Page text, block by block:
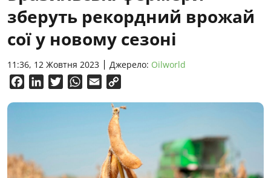
зберуть рекордний врожай
сої у новому сезоні
11:36, 12 Жовтня 2023 Джерело: Oilworld
FacebookLinkedInTwitterWhatsApp
Email